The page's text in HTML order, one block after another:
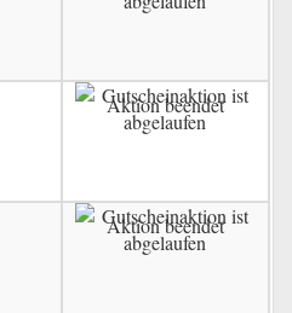
Aktion beendet
Aktion beendet